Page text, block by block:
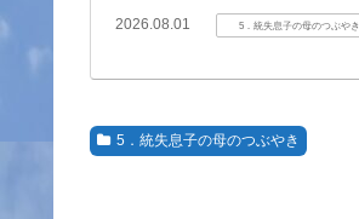
2026.08.01 5．統失息子の母のつぶやき
5．統失息子の母のつぶやき